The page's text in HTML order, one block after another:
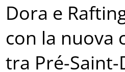
Dora e
con la nuova
tra Pré-